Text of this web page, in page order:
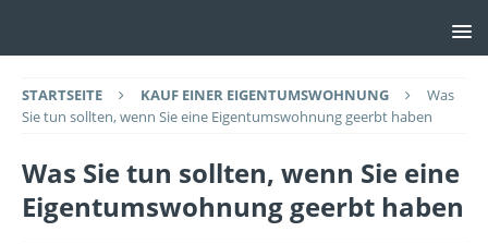
STARTSEITE KAUF EINER EIGENTUMSWOHNUNG
Was
Sie tun sollten, wenn Sie eine Eigentumswohnung geerbt haben
Was Sie tun sollten, wenn Sie eine
Eigentumswohnung geerbt haben